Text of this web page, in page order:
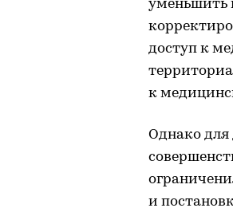
уменьшить
доступ к
к
Однако
и